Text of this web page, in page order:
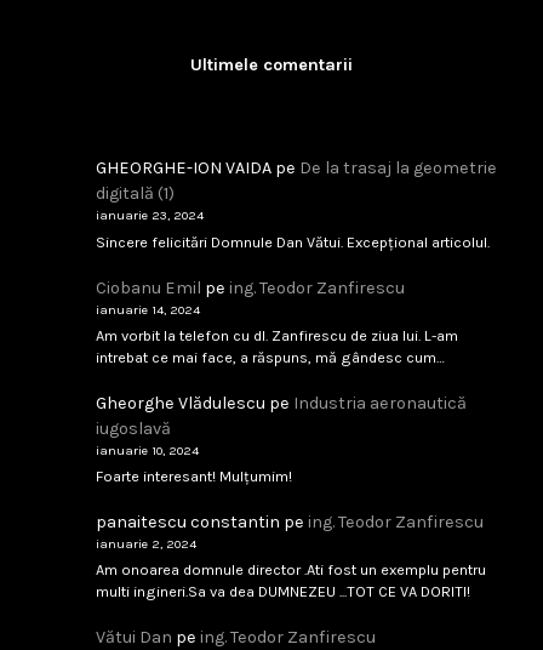
Industria de Apărare: De la Silozuri Rigide la Ec
februarie 9, 2026
februarie 8, 2026
Ultimele comentarii
GHEORGHE-ION VAIDApe De la trasaj la geometrie
digitală (1)
ianuarie 23, 2024
Sincere felicitări Domnule Dan Vătui. Excepțional articolul.
Ciobanu Emil pe ing. Teodor Zanfirescu
ianuarie 14, 2024
Am vorbit la telefon cu dl. Zanfirescu de ziua lui. L-am
intrebat ce mai face, a răspuns, mă gândesc cum…
Gheorghe Vlădulescu pe Industria aeronautică
iugoslavă
ianuarie 10, 2024
Foarte interesant! Mulțumim!
panaitescu constantin pe ing. Teodor Zanfirescu
ianuarie 2, 2024
Am onoarea domnule director .Ati fost un exemplu pentru
multi ingineri.Sa va dea DUMNEZEU ...TOT CE VA DORITI!
Vătui Dan pe ing. Teodor Zanfirescu